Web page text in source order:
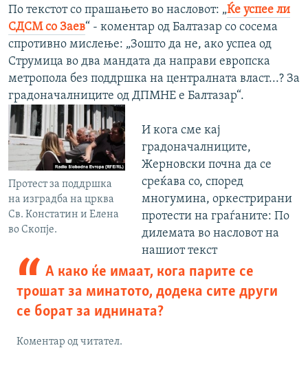
По текстот со прашањето во насловот: „Ќе успее ли
СДСМ со Заев“ - коментар од Балтазар со сосема
спротивно мислење: „Зошто да не, ако успеа од
Струмица во два мандата да направи европска
метропола без поддршка на централната власт...? За
градоначалниците од ДПМНЕ е Балтазар“.
Протест за поддршка
на изградба на црква
Св. Констатин и Елена
во Скопје.
А како ќе имаат, кога парите се
трошат за минатото, додека сите други
се борат за иднината?
Коментар од читател.
И кога сме кај
градоначалниците,
Жерновски почна да се
среќава со, според
многумина, оркестрирани
протести на граѓаните: По
дилемата во насловот на
нашиот текст